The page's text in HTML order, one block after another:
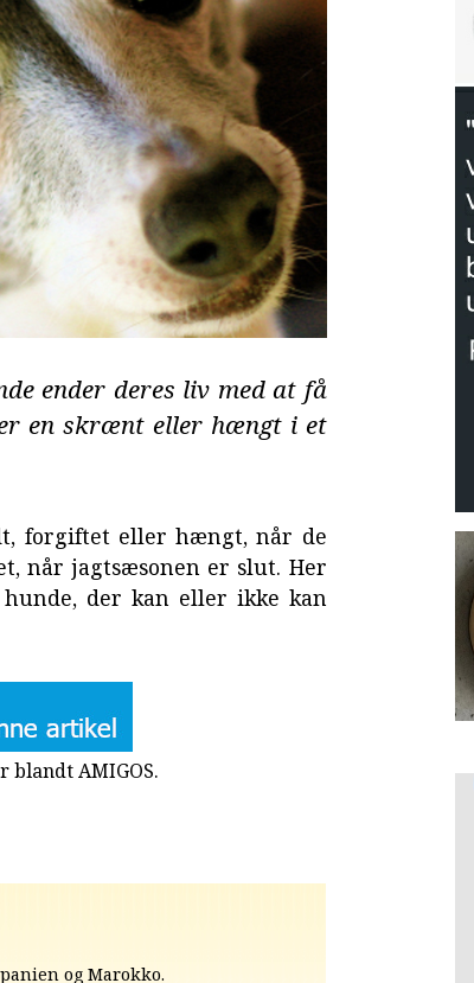
ender deres liv med at få
en skrænt eller hængt i et
forgiftet eller hængt, når de
når jagtsæsonen er slut. Her
der kan eller ikke kan
AMIGOS.
og Marokko.